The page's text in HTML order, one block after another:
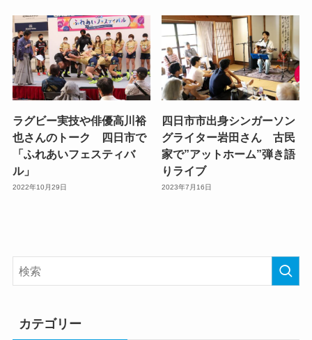
ラグビー実技や俳優高川裕
也さんのトーク 四日市で
「ふれあいフェスティバ
ル」
2022年10月29日
四日市市出身シンガーソン
グライター岩田さん 古民
家で”アットホーム”弾き語
りライブ
2023年7月16日
カテゴリー